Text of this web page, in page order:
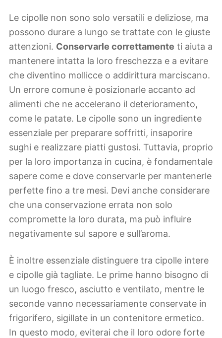
Le cipolle non sono solo versatili e deliziose, ma
possono durare a lungo se trattate con le giuste
attenzioni. Conservarle correttamente ti aiuta a
mantenere intatta la loro freschezza e a evitare
che diventino mollicce o addirittura marciscano.
Un errore comune è posizionarle accanto ad
alimenti che ne accelerano il deterioramento,
come le patate. Le cipolle sono un ingrediente
essenziale per preparare soffritti, insaporire
sughi e realizzare piatti gustosi. Tuttavia, proprio
per la loro importanza in cucina, è fondamentale
sapere come e dove conservarle per mantenerle
perfette fino a tre mesi. Devi anche considerare
che una conservazione errata non solo
compromette la loro durata, ma può influire
negativamente sul sapore e sull’aroma.
È inoltre essenziale distinguere tra cipolle intere
e cipolle già tagliate. Le prime hanno bisogno di
un luogo fresco, asciutto e ventilato, mentre le
seconde vanno necessariamente conservate in
frigorifero, sigillate in un contenitore ermetico.
In questo modo, eviterai che il loro odore forte